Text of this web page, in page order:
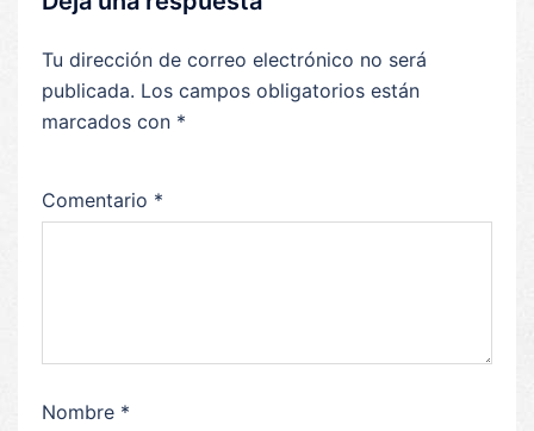
Tu dirección de correo electrónico no será
publicada. Los campos obligatorios están
marcados con *
Comentario *
Nombre *